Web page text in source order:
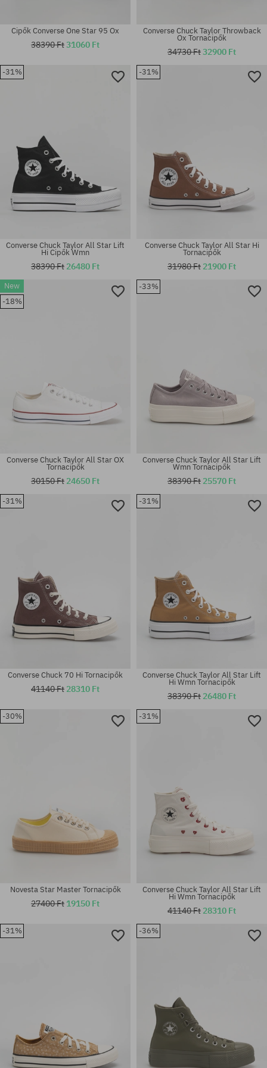
Elérhető méretek:
Elérhető méretek:
Elérhető méretek:
41; 42; 42.5; 43; 44; 45
Cipők Converse One Star 95 Ox
38390 Ft31060 Ft
Elérhető méretek:
41; 42; 42.5; 43; 44; 44.5; 45;
Converse Chuck Taylor Throwback
Ox Tornacipők
34730 Ft32900 Ft
-31%
Elérhető méretek:
36; 36.5; 37; 37.5; 38; 39; 39.5;
Converse Chuck Taylor All Star Lift
Hi Cipők Wmn
38390 Ft 26480 Ft
-31%
Elérhető méretek:
Converse Chuck Taylor All Star Hi
Tornacipők
31980 Ft 21900 Ft
New
-18%
Elérhető méretek:
36; 36.5; 37; 37.5; 38; 39; 39.5;
Converse Chuck Taylor All Star OX
Tornacipők
30150 Ft 24650 Ft
-33%
Elérhető méretek:
Converse Chuck Taylor All Star Lift
Wmn Tornacipők
38390 Ft 25570 Ft
-31%
Elérhető méretek:
Converse Chuck 70 Hi Tornacipők
41140 Ft 28310 Ft
-31%
Elérhető méretek:
Converse Chuck Taylor All Star Lift
Hi Wmn Tornacipők
38390 Ft 26480 Ft
-30%
Novesta Star Master Tornacipők
27400 Ft 19150 Ft
-31%
Converse Chuck Taylor All Star Lift
Hi Wmn Tornacipők
41140 Ft 28310 Ft
-31% -36%